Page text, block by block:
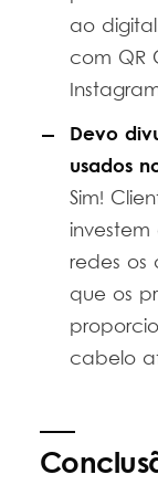
ao
com QR
Devo
usados
Sim!
redes os
que os
cabelo